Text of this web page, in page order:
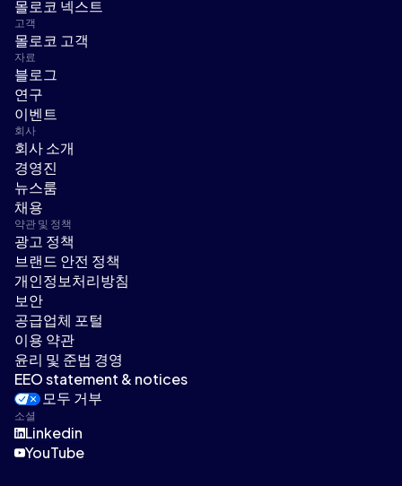
몰로코 넥스트
고객
몰로코 고객
자료
블로그
연구
이벤트
회사
회사 소개
경영진
뉴스룸
채용
약관 및 정책
광고 정책
브랜드 안전 정책
개인정보처리방침
보안
공급업체 포털
이용 약관
윤리 및 준법 경영
EEO statement & notices
모두 거부
소셜
Linkedin
YouTube